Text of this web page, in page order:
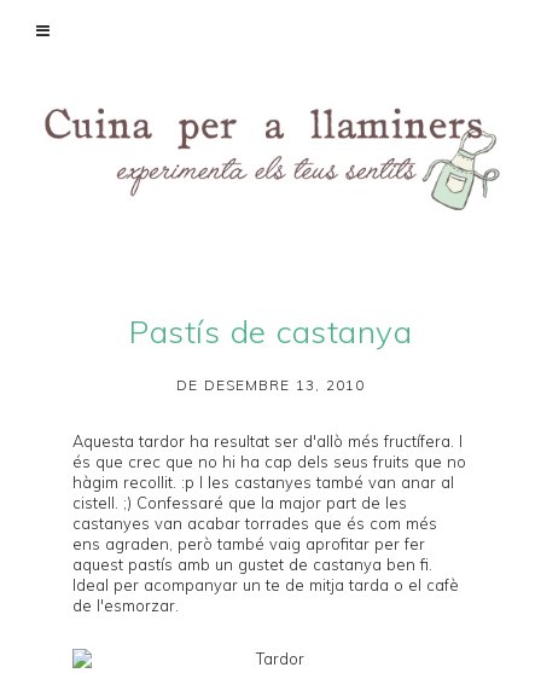
Pastís de castanya
DE DESEMBRE 13, 2010
Aquesta tardor ha resultat ser d'allò més fructífera. I
és que crec que no hi ha cap dels seus fruits que no
hàgim recollit. :p I les castanyes també van anar al
cistell. ;) Confessaré que la major part de les
castanyes van acabar torrades que és com més
ens agraden, però també vaig aprofitar per fer
aquest pastís amb un gustet de castanya ben fi.
Ideal per acompanyar un te de mitja tarda o el cafè
de l'esmorzar.